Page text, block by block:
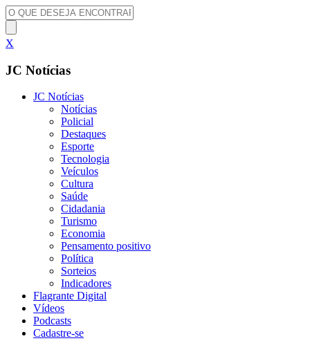
X
JC Notícias
JC Notícias
Notícias
Policial
Destaques
Esporte
Tecnologia
Veículos
Cultura
Saúde
Cidadania
Turismo
Economia
Pensamento positivo
Política
Sorteios
Indicadores
Flagrante Digital
Vídeos
Podcasts
Cadastre-se